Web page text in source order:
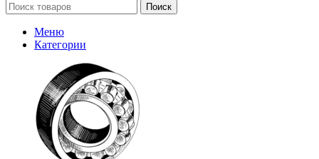
Поиск
Меню
Категории